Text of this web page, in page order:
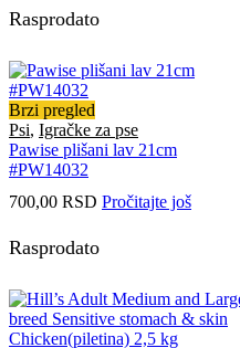
Rasprodato
Brzi pregled
Psi, Igračke za pse
Pawise plišani lav 21cm
#PW14032
700,00 RSD Pročitajte još
Rasprodato